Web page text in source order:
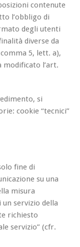
contenute
l’obbligo di
degli utenti
diverse da
5, lett. a),
modificato l’art.
si
cookie “tecnici”
fine di
su una
misura
servizio della
richiesto
servizio” (cfr.